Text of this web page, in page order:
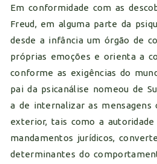
Em conformidade com as
Freud, em alguma parte da
desde a infância um órgão de
próprias emoções e orienta a
conforme as exigências do
pai da psicanálise nomeou de
a de internalizar as mensagens
exterior, tais como a
mandamentos jurídicos,
determinantes do